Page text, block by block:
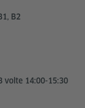
B2
volte 14:00-15:30